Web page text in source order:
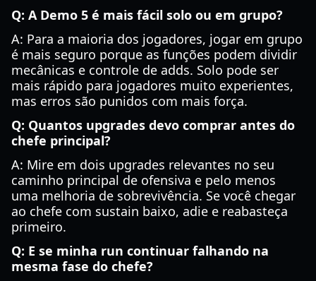
Q: A Demo 5 é mais fácil solo ou em grupo?
A: Para a maioria dos jogadores, jogar em grupo
é mais seguro porque as funções podem dividir
mecânicas e controle de adds. Solo pode ser
mais rápido para jogadores muito experientes,
mas erros são punidos com mais força.
Q: Quantos upgrades devo comprar antes do
chefe principal?
A: Mire em dois upgrades relevantes no seu
caminho principal de ofensiva e pelo menos
uma melhoria de sobrevivência. Se você chegar
ao chefe com sustain baixo, adie e reabasteça
primeiro.
Q: E se minha run continuar falhando na
mesma fase do chefe?